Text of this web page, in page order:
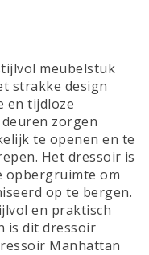
meubelstuk
strakke design
en tijdloze
zorgen
te openen en te
Het dressoir is
opbergruimte om
op te bergen.
en praktisch
is dit dressoir
Manhattan